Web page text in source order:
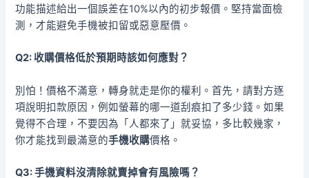
功能描述給出一個誤差在10%以內的初步報價。堅持當面檢
測，才能避免手機被扣留或惡意壓價。
Q2: 收購價格低於預期時該如何應對？
別怕！價格不滿意，轉身就走是你的權利。首先，請對方逐
項說明扣款原因，例如螢幕的哪一道刮痕扣了多少錢。如果
覺得不合理，不要因為「人都來了」就妥協，多比較幾家，
你才能找到最滿意的手機收購價格。
Q3: 手機資料沒清除就賣掉會有風險嗎？